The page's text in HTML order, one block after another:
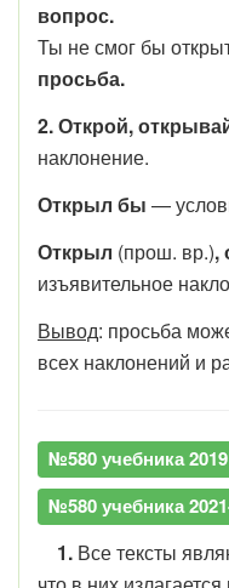
вопрос.
Ты не смог бы
просьба.
2. Открой,
наклонение.
Открыл бы —
Открыл (прош. вр.),
изъявительное
Вывод: просьба
всех наклонений и
№580 учебника
№580 учебника
1. Все тексты